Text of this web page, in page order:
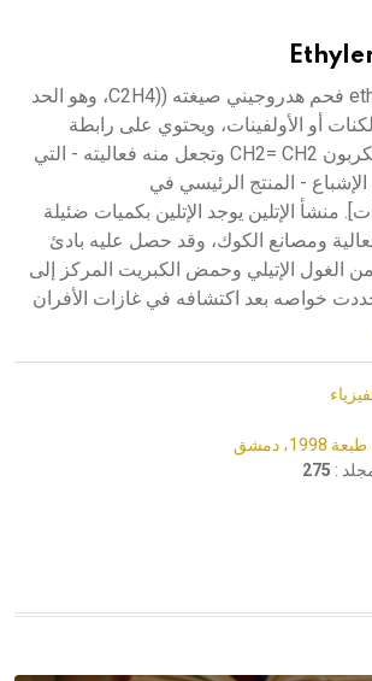
الإتلين الإتلين ethylene فحم هدروجيني صيغته ((C2H4، وهو الحد
أو الأولفينات، ويحتوي على رابطة
مزدوجة بين ذرتي الكربون CH2= CH2 وتجعل منه فعاليته - التي
- المنتج الرئيسي في
منشأ الإتلين يوجد الإتلين بكميات ضئيلة
ومصانع الكوك، وقد حصل عليه بادئ
الغول الإتيلي وحمض الكبريت المركز إلى
وحددت خواصه بعد اكتشافه في غازات الأفران
دمشق
:
275